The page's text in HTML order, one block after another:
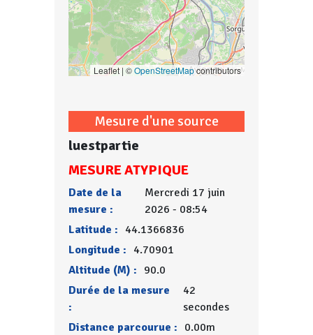
Leaflet | ©OpenStreetMapcontributors
Mesure d'une source
luestpartie
MESURE ATYPIQUE
Date de la
mesure :
Mercredi 17 juin
2026 - 08:54
Latitude : 44.1366836
Longitude : 4.70901
Altitude (M) : 90.0
Durée de la mesure
:
42
secondes
Distance parcourue : 0.00m